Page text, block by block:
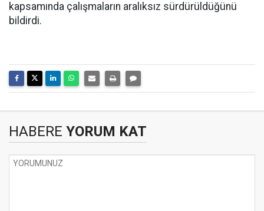
kapsamında çalışmaların aralıksız sürdürüldüğünü
bildirdi.
HABERE YORUM KAT